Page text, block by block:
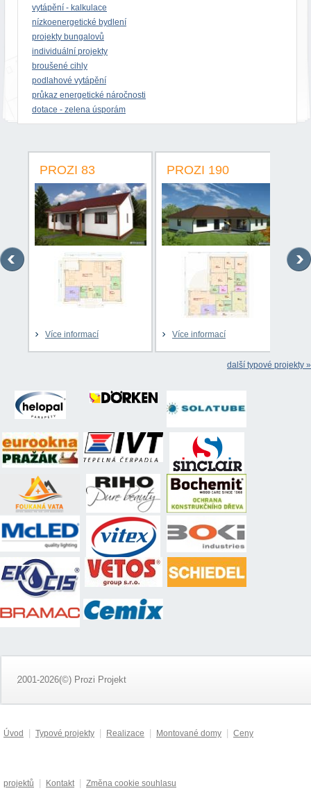
vytápění - kalkulace
nízkoenergetické bydlení
projekty bungalovů
individuální projekty
broušené cihly
podlahové vytápění
průkaz energetické náročnosti
dotace - zelena úsporám
PROZI 83
Více informací
PROZI 190
Více informací
další typové projekty »
2001-2026(©) Prozi Projekt
Úvod Typové projekty Realizace Montované domy Ceny
projektů Kontakt Změna cookie souhlasu